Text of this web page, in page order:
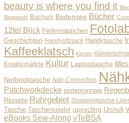
beauty is where you find it
Blogowski Bochum Bodensee Bücher
12tel Blick Federmäppchen
Geschichten Handysitzsack Handytasche
Kaffeeklatsch Kissen
Kreativmärkte Kultur Laptoptasche
Netbooktasche Näh-Connection
Patchworkdecke portemonnaie
Rezepte Ruhrgebiet Shoppingtasche
Tasche Taschenspieler upcycling Urshult
eBooks Sew-Along vTeBSA